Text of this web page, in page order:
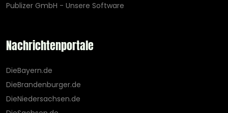
Publizer GmbH - Unsere Software
Nachrichtenportale
DieBayern.de
DieBrandenburger.de
DieNiedersachsen.de